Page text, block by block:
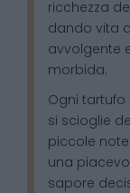
ricchezza
dando vita
avvolgente
morbida.
Ogni
si scioglie
piccole
una
sapore